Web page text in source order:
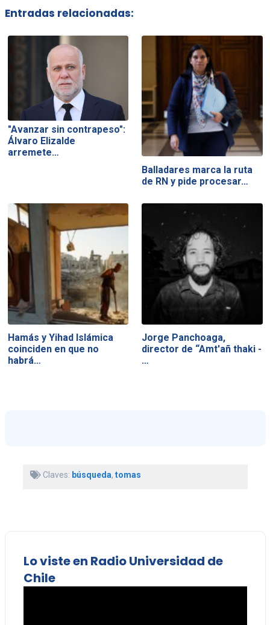
Entradas relacionadas:
"Avanzar sin contrapeso":
Álvaro Elizalde
arremete…
Balladares marca la ruta
de RN y pide procesar…
Hamás y Yihad Islámica
coinciden en que no
habrá…
Jorge Panchoaga,
director de “Amt'añ thaki -
…
Claves: búsqueda, tomas
Lo viste en Radio Universidad de
Chile